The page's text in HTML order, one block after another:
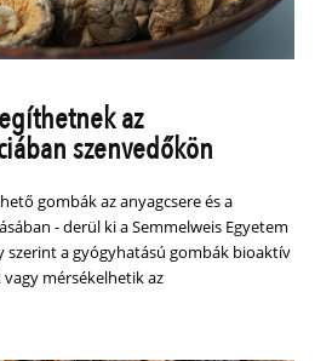
az
szenvedőkön
gombák az anyagcsere és a
- derül ki a Semmelweis Egyetem
szerint a gyógyhatású gombák bioaktív
mérsékelhetik az